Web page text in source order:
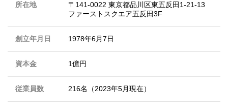
所在地
〒141-0022 東京都品川区東五反田1-21-13
ファーストスクエア五反田3F
創立年月日 1978年6月7日
資本金 1億円
従業員数 216名（2023年5月現在）